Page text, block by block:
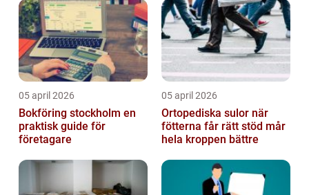
05 april 2026
Bokföring stockholm en
praktisk guide för
företagare
05 april 2026
Ortopediska sulor när
fötterna får rätt stöd mår
hela kroppen bättre